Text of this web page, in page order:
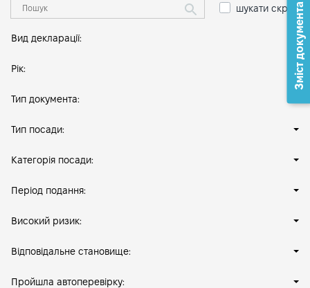
шукати скрізь
Вид декларації:
Рік:
Тип документа:
Тип посади:
Категорія посади:
Період подання:
Високий ризик:
Відповідальне становище:
Пройшла автоперевірку:
Зміст документа